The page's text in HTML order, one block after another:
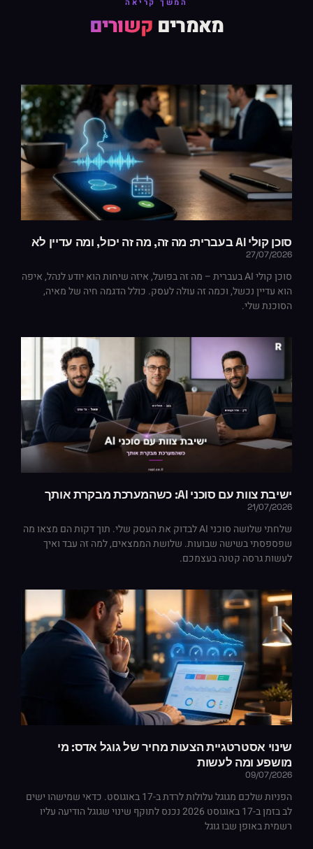
מאמרים קשורים
סוכן קולי AI בעברית: מה זה, מה זה יכול, ומה עדיין לא
27/07/2026
סוכן קולי AI בעברית – מה זה בפועל, איזה שיחות הוא יודע לנהל, איפה
הוא עדיין נכשל, וכמה זה עולה לעסק. כולל הדגמה חיה של מאיה,
הסוכנת שלי.
ישיבת צוות עם סוכני AI: כשהמערכת מבקרת אותך
21/07/2026
שלחתי שלושה סוכני AI לבדוק את העסק שלי. תוך דקות הם מצאו מה
שפספסתי בשישה שבועות. שלושת הממצאים, למה זה עבד ואיך
לעשות גרסה קטנה בעצמכם.
שינוי אסטרטגיית הצעות מחיר של גוגל אדס: מי
מושפע ומה לעשות
09/07/2026
הפניות שלכם מגוגל עלולות לרדת ב-17 באוגוסט. כדאי שמישהו ישים
לב בזמן ב-17 באוגוסט 2026 נכנס לתוקף שינוי שגוגל הודיעה עליו
רשמית באופן שבו גוגל